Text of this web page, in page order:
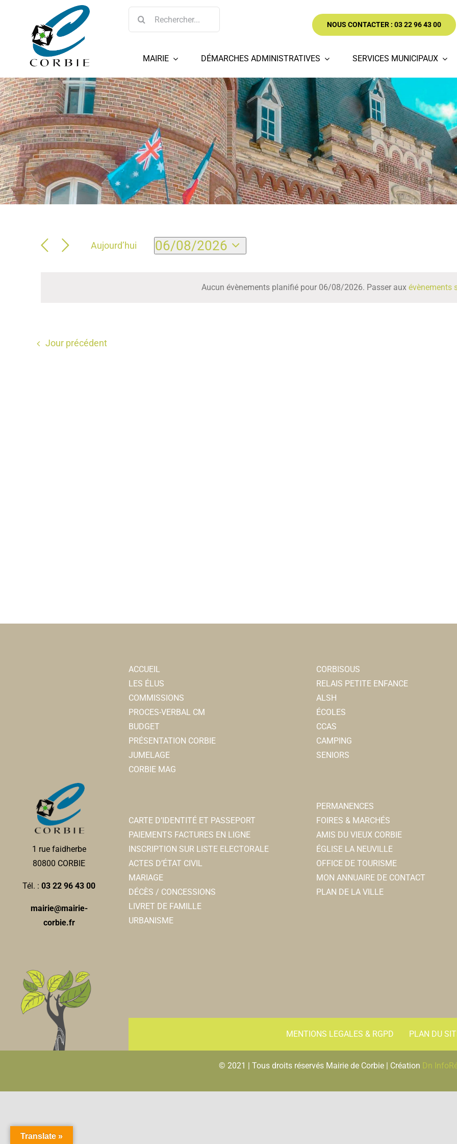
Rechercher:
NOUS CONTACTER : 03 22 96 43 00
MAIRIE DÉMARCHES ADMINISTRATIVES SERVICES MUNICIPAUX
Évènements
Notice
Aucun évènements planifié pour 06/08/2026. Passer aux évènements
Aujourd’hui
06/08/2026
Jour précédent
1 rue faidherbe
80800 CORBIE
Tél. :03 22 96 43 00
mairie@mairie-
corbie.fr
ACCUEIL
LES ÉLUS
COMMISSIONS
PROCES-VERBAL CM
BUDGET
PRÉSENTATION CORBIE
JUMELAGE
CORBIE MAG
CARTE D’IDENTITÉ ET PASSEPORT
PAIEMENTS FACTURES EN LIGNE
INSCRIPTION SUR LISTE ELECTORALE
ACTES D’ÉTAT CIVIL
MARIAGE
DÉCÈS / CONCESSIONS
LIVRET DE FAMILLE
URBANISME
CORBISOUS
RELAIS PETITE ENFANCE
ALSH
ÉCOLES
CCAS
CAMPING
SENIORS
PERMANENCES
FOIRES & MARCHÉS
AMIS DU VIEUX CORBIE
ÉGLISE LA NEUVILLE
OFFICE DE TOURISME
MON ANNUAIRE DE CONTACT
PLAN DE LA VILLE
MENTIONS LEGALES & RGPD PLAN DU
© 2021 | Tous droits réservés Mairie de Corbie | Création Dn
Translate »